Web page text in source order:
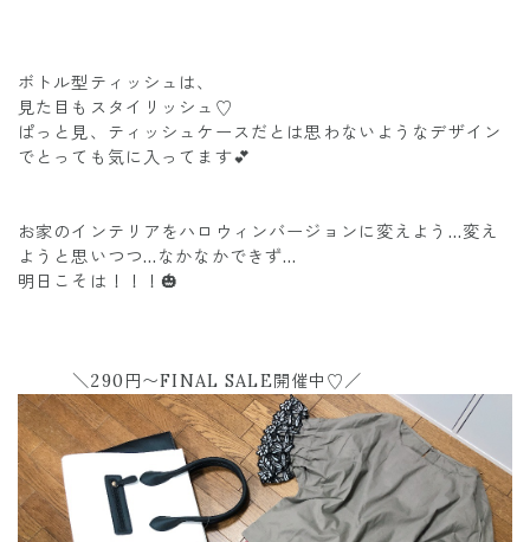
ボトル型ティッシュは、
見た目もスタイリッシュ♡
ぱっと見、ティッシュケースだとは思わないようなデザイン
でとっても気に入ってます💕
お家のインテリアをハロウィンバージョンに変えよう…変え
ようと思いつつ…なかなかできず…
明日こそは！！！🎃
＼290円〜FINAL SALE開催中♡／